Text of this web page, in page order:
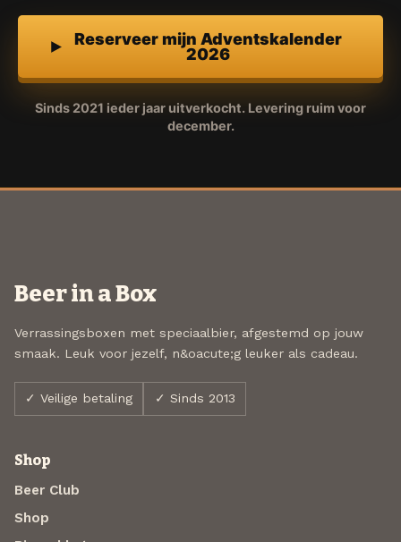
Reserveer mijn Adventskalender
2026
Sinds 2021 ieder jaar uitverkocht. Levering ruim voor
december.
Beer in a Box
Verrassingsboxen met speciaalbier, afgestemd op jouw
smaak. Leuk voor jezelf, n&oacute;g leuker als cadeau.
✓ Veilige betaling ✓ Sinds 2013
Shop
Beer Club
Shop